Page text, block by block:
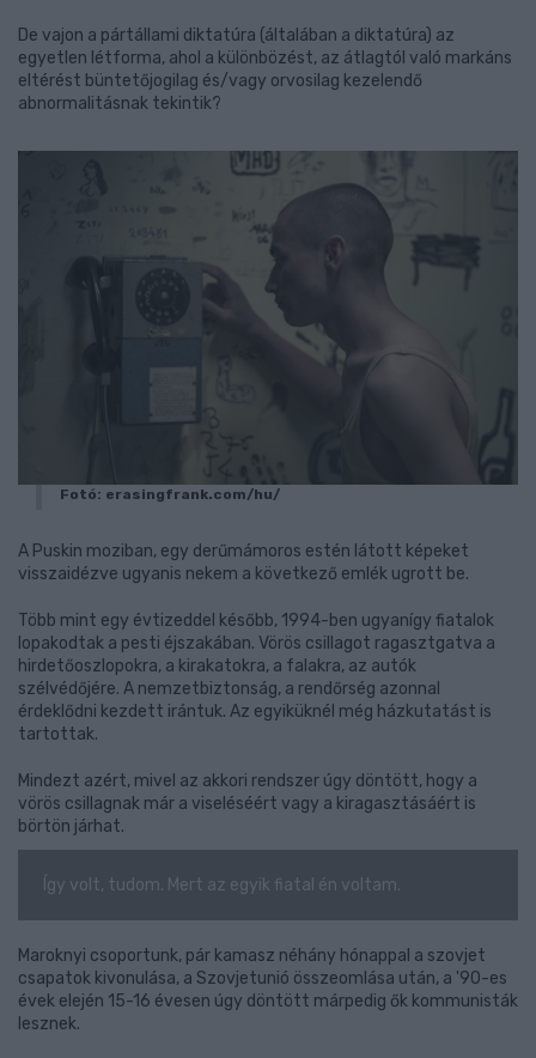
De vajon a pártállami diktatúra (általában a diktatúra) az
egyetlen létforma, ahol a különbözést, az átlagtól való markáns
eltérést büntetőjogilag és/vagy orvosilag kezelendő
abnormalitásnak tekintik?
Fotó: erasingfrank.com/hu/
A Puskin moziban, egy derűmámoros estén látott képeket
visszaidézve ugyanis nekem a következő emlék ugrott be.
Több mint egy évtizeddel később, 1994-ben ugyanígy fiatalok
lopakodtak a pesti éjszakában. Vörös csillagot ragasztgatva a
hirdetőoszlopokra, a kirakatokra, a falakra, az autók
szélvédőjére. A nemzetbiztonság, a rendőrség azonnal
érdeklődni kezdett irántuk. Az egyiküknél még házkutatást is
tartottak.
Mindezt azért, mivel az akkori rendszer úgy döntött, hogy a
vörös csillagnak már a viseléséért vagy a kiragasztásáért is
börtön járhat.
Így volt, tudom. Mert az egyik fiatal én voltam.
Maroknyi csoportunk, pár kamasz néhány hónappal a szovjet
csapatok kivonulása, a Szovjetunió összeomlása után, a '90-es
évek elején 15-16 évesen úgy döntött márpedig ők kommunisták
lesznek.